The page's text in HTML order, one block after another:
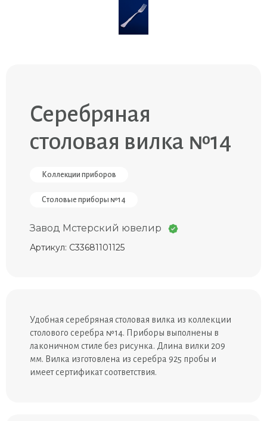
Серебряная
столовая вилка №14
Коллекции приборов
Столовые приборы №14
Завод Мстерский ювелир
Артикул: С33681101125
Удобная серебряная столовая вилка из коллекции
столового серебра №14. Приборы выполнены в
лаконичном стиле без рисунка. Длина вилки 209
мм. Вилка изготовлена из серебра 925 пробы и
имеет сертификат соответствия.